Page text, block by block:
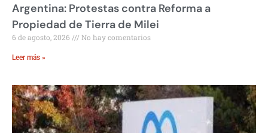
Argentina: Protestas contra Reforma a
Propiedad de Tierra de Milei
6 de agosto, 2026 No hay comentarios
Leer más »